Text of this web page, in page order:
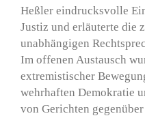
Heßler eindrucksvolle
Justiz und erläuterte die
unabhängigen
Im offenen Austausch
extremistischer
wehrhaften Demokratie
von Gerichten